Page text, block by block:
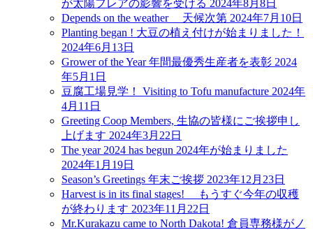
が太陽フレアの影響を受ける 2024年8月8日
Depends on the weather 天候次第 2024年7月10日
Planting began ! 大豆の植え付けが始まりました！
2024年6月13日
Grower of the Year 年間最優秀生産者を表彰 2024
年5月1日
豆腐工場見学！ Visiting to Tofu manufacture 2024年
4月11日
Greeting Coop Members, 生協の皆様にご挨拶申し
上げます 2024年3月22日
The year 2024 has begun 2024年が始まりました
2024年1月19日
Season’s Greetings 年末ご挨拶 2023年12月23日
Harvest is in its final stages! もうすぐ今年の収穫
が終わります 2023年11月22日
Mr.Kurakazu came to North Dakota! 倉員専務様がノ